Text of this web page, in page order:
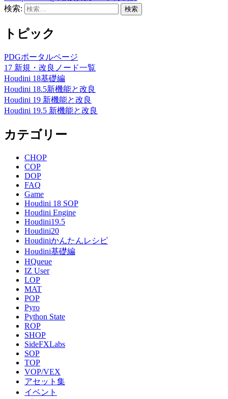
検索:
トピック
PDGポータルページ
17 新規・改良ノード一覧
Houdini 18基礎編
Houdini 18.5新機能と改良
Houdini 19 新機能と改良
Houdini 19.5 新機能と改良
カテゴリー
CHOP
COP
DOP
FAQ
Game
Houdini 18 SOP
Houdini Engine
Houdini19.5
Houdini20
Houdiniかんたんレシピ
Houdini基礎編
HQueue
IZ User
LOP
MAT
POP
Pyro
Python State
ROP
SHOP
SideFXLabs
SOP
TOP
VOP/VEX
アセット集
イベント